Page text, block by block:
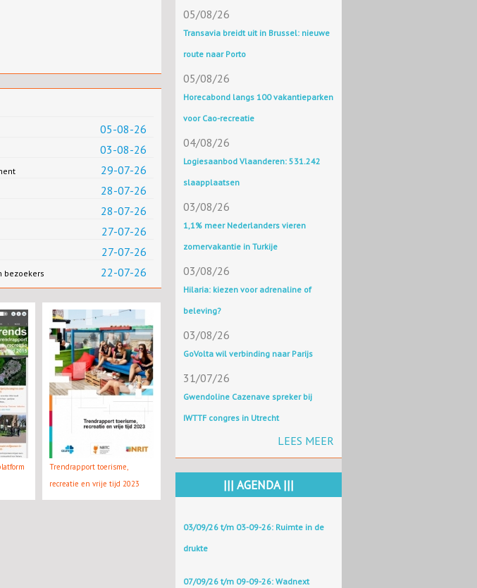
05-08-26
03-08-26
29-07-26
28-07-26
28-07-26
27-07-26
27-07-26
22-07-26
bezoekers
Trendrapport toerisme,
recreatie en vrije tijd 2023
05/08/26
Transavia breidt uit in Brussel: nieuwe
route naar Porto
05/08/26
Horecabond langs 100 vakantieparken
voor Cao-recreatie
04/08/26
Logiesaanbod Vlaanderen: 531.242
slaapplaatsen
03/08/26
1,1% meer Nederlanders vieren
zomervakantie in Turkije
03/08/26
Hilaria: kiezen voor adrenaline of
beleving?
03/08/26
GoVolta wil verbinding naar Parijs
31/07/26
Gwendoline Cazenave spreker bij
IWTTF congres in Utrecht
LEES MEER
||| AGENDA |||
03/09/26 t/m 03-09-26: Ruimte in de
drukte
07/09/26 t/m 09-09-26: Wadnext